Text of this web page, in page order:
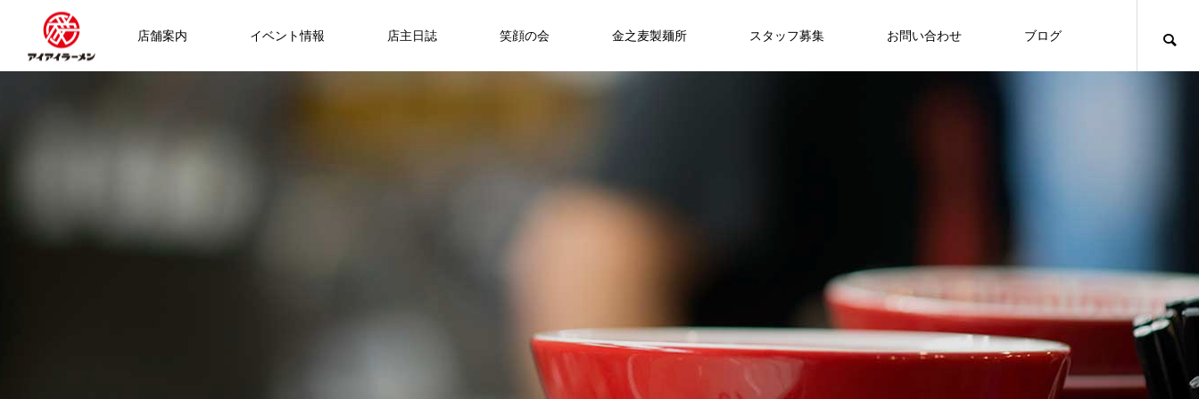
店舗案内 イベント情報 店主日誌 笑顔の会 金之麦製麺所 スタッフ募集 お問い合わせ ブログ